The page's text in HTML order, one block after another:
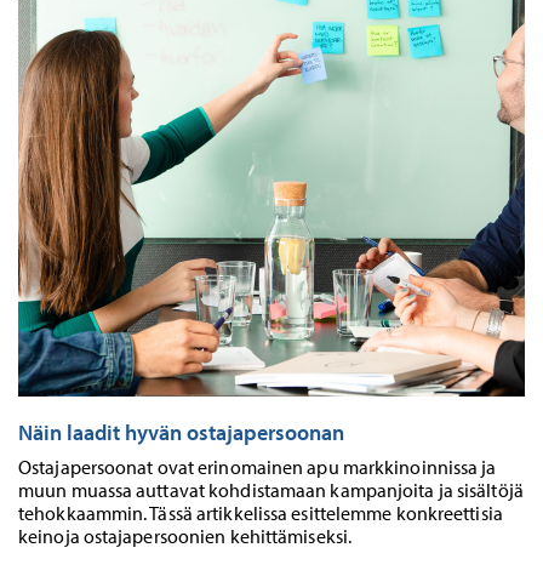
Näin laadit hyvän ostajapersoonan
Ostajapersoonat ovat erinomainen apu markkinoinnissa ja
muun muassa auttavat kohdistamaan kampanjoita ja sisältöjä
tehokkaammin. Tässä artikkelissa esittelemme konkreettisia
keinoja ostajapersoonien kehittämiseksi.